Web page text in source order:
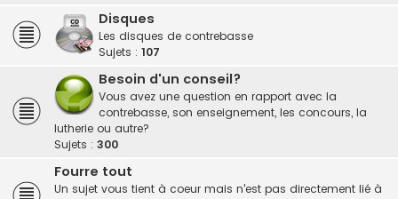
Disques
Les disques de contrebasse
Sujets : 107
Besoin d'un conseil?
Vous avez une question en rapport avec la
contrebasse, son enseignement, les concours, la
lutherie ou autre?
Sujets : 300
Fourre tout
Un sujet vous tient à coeur mais n'est pas directement lié à